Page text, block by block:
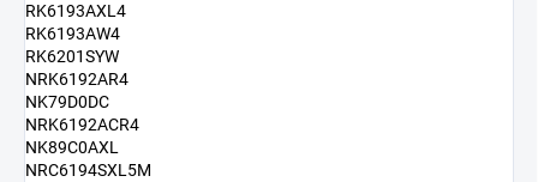
RK6193AXL4
RK6193AW4
RK6201SYW
NRK6192AR4
NK79D0DC
NRK6192ACR4
NK89C0AXL
NRC6194SXL5M